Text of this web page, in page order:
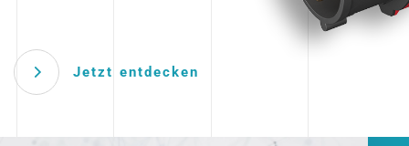
Jetzt entdecken